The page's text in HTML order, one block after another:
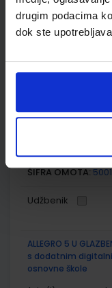
drugim podacima
dok ste
Udžbenik
POVIJEST 5; radna
Nakladnik:ALFA d.d.
ŠIFRA OMOTA:
Udžbenik
ALLEGRO 5 U
s dodatnim
osnovne škole